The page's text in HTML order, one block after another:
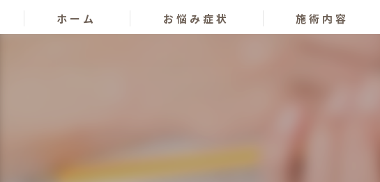
ホーム お悩み症状
椎間板ヘルニア
施術内容